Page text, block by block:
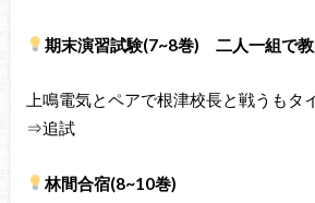
期末演習試験(7~8巻) 二人一組で
上鳴電気とペアで根津校長と戦うもタ
⇒追試
林間合宿(8~10巻)